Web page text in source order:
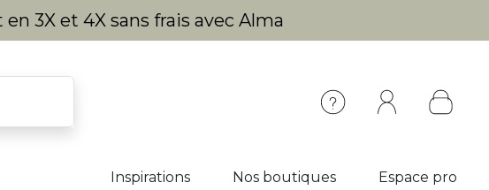
3X et 4X sans frais avec Alma
Inspirations Nos boutiques Espace pro